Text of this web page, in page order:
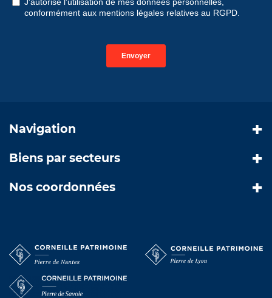
Navigation
Biens par secteurs
Nos coordonnées